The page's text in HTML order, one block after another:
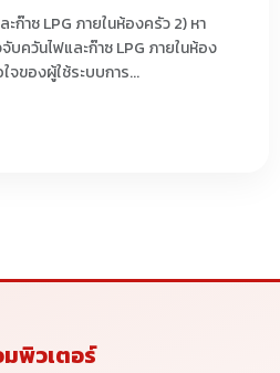
ก๊าซ LPG ภายในห้องครัว 2) หา
ควันไฟและก๊าซ LPG ภายในห้อง
จของผู้ใช้ระบบการ...
พิวเตอร์